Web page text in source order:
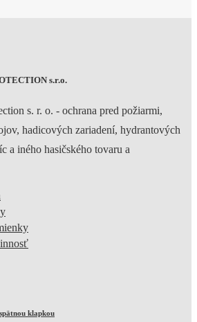
s.r.o.
s. r. o. - ochrana pred požiarmi,
hadicových zariadení, hydrantových
a iného hasičského tovaru a
klapkou